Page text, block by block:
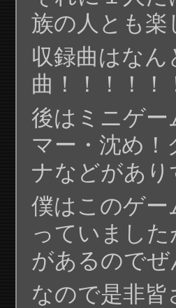
族の人とも楽
収録曲はなん
曲！！！！！
後はミニゲー
マー・沈め
ナなどがあ
僕はこのゲ
っていまし
があるので
なので是非